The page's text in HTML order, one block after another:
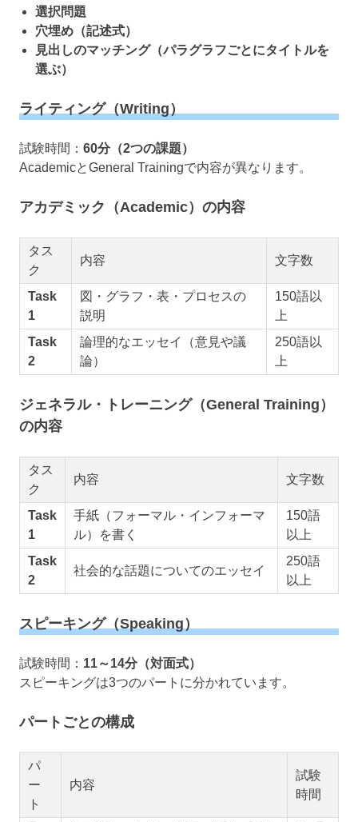
選択問題
穴埋め（記述式）
見出しのマッチング（パラグラフごとにタイトルを
選ぶ）
ライティング（Writing）
試験時間： 60分（2つの課題）
AcademicとGeneral Trainingで内容が異なります。
アカデミック（Academic）の内容
タス
ク
内容 文字数
Task
1
図・グラフ・表・プロセスの
説明
150語以
上
Task
2
論理的なエッセイ（意見や議
論）
250語以
上
ジェネラル・トレーニング（General Training）
の内容
タス
ク
内容 文字数
Task
1
手紙（フォーマル・インフォーマ
ル）を書く
150語
以上
Task
2
社会的な話題についてのエッセイ
250語
以上
スピーキング（Speaking）
試験時間： 11～14分（対面式）
スピーキングは3つのパートに分かれています。
パートごとの構成
パ
ー
ト
内容
試験
時間